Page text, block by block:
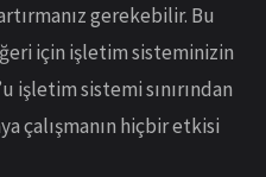
gerekebilir. Bu
için işletim sisteminizin
işletim sistemi sınırından
çalışmanın hiçbir etkisi